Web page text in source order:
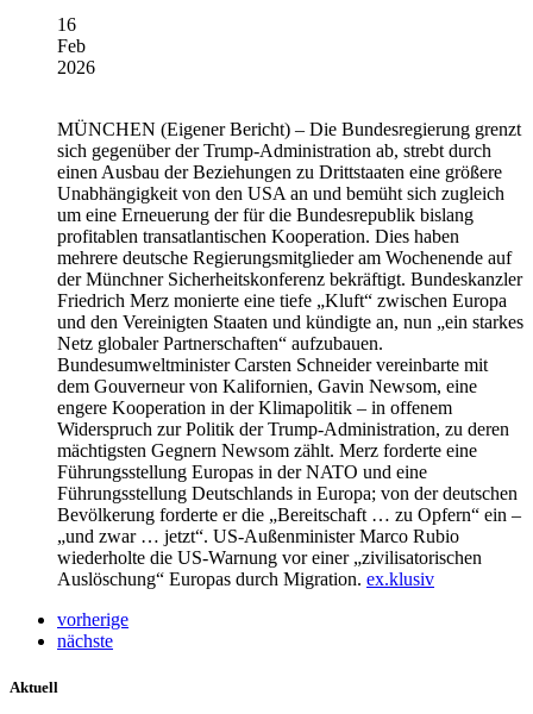
16
Feb
2026
MÜNCHEN (Eigener Bericht) – Die Bundesregierung grenzt
sich gegenüber der Trump-Administration ab, strebt durch
einen Ausbau der Beziehungen zu Drittstaaten eine größere
Unabhängigkeit von den USA an und bemüht sich zugleich
um eine Erneuerung der für die Bundesrepublik bislang
profitablen transatlantischen Kooperation. Dies haben
mehrere deutsche Regierungsmitglieder am Wochenende auf
der Münchner Sicherheitskonferenz bekräftigt. Bundeskanzler
Friedrich Merz monierte eine tiefe „Kluft“ zwischen Europa
und den Vereinigten Staaten und kündigte an, nun „ein starkes
Netz globaler Partnerschaften“ aufzubauen.
Bundesumweltminister Carsten Schneider vereinbarte mit
dem Gouverneur von Kalifornien, Gavin Newsom, eine
engere Kooperation in der Klimapolitik – in offenem
Widerspruch zur Politik der Trump-Administration, zu deren
mächtigsten Gegnern Newsom zählt. Merz forderte eine
Führungsstellung Europas in der NATO und eine
Führungsstellung Deutschlands in Europa; von der deutschen
Bevölkerung forderte er die „Bereitschaft … zu Opfern“ ein –
„und zwar … jetzt“. US-Außenminister Marco Rubio
wiederholte die US-Warnung vor einer „zivilisatorischen
Auslöschung“ Europas durch Migration. ex.klusiv
vorherige
nächste
Aktuell